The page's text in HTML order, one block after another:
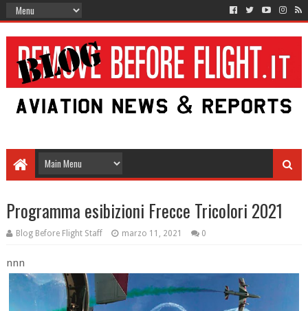
Programma esibizioni Frecce Tricolori 2021
Blog Before Flight Staff marzo 11, 2021 0
nnn